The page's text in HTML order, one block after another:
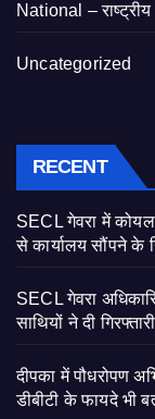
National – राष्ट्रीय
Uncategorized
RECENT
SECL गेवरा में
से कार्यालय सौंपने के
SECL गेवरा
साथियों ने दी
दीपका में पौधरोपण
डीबीटी के फायदे भी